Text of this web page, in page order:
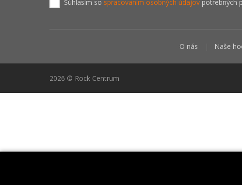
Súhlasím so spracovaním osobných údajov potrebných
O nás Naše
2026 © Rock Centrum